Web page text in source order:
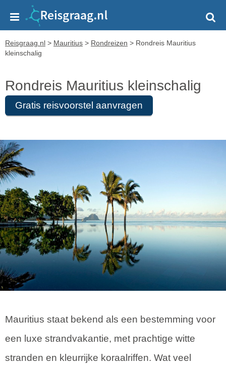
Reisgraag.nl > Mauritius > Rondreizen > Rondreis Mauritius
kleinschalig
Rondreis Mauritius kleinschalig
Gratis reisvoorstel aanvragen
Mauritius staat bekend als een bestemming voor
een luxe strandvakantie, met prachtige witte
stranden en kleurrijke koraalriffen. Wat veel